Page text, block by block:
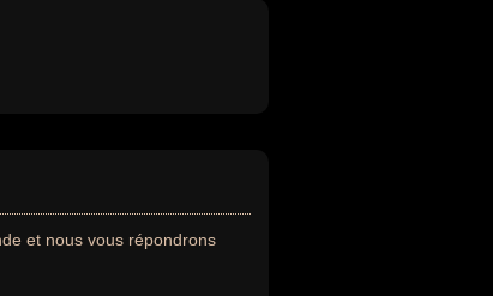
et nous vous répondrons